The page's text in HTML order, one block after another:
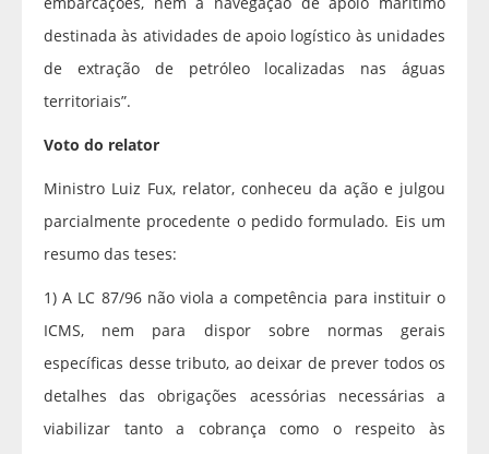
destinada às atividades de apoio logístico às unidades
de extração de petróleo localizadas nas águas
territoriais”.
Voto do relator
Ministro Luiz Fux, relator, conheceu da ação e julgou
parcialmente procedente o pedido formulado. Eis um
resumo das teses:
1) A LC 87/96 não viola a competência para instituir o
ICMS, nem para dispor sobre normas gerais
específicas desse tributo, ao deixar de prever todos os
detalhes das obrigações acessórias necessárias a
viabilizar tanto a cobrança como o respeito às